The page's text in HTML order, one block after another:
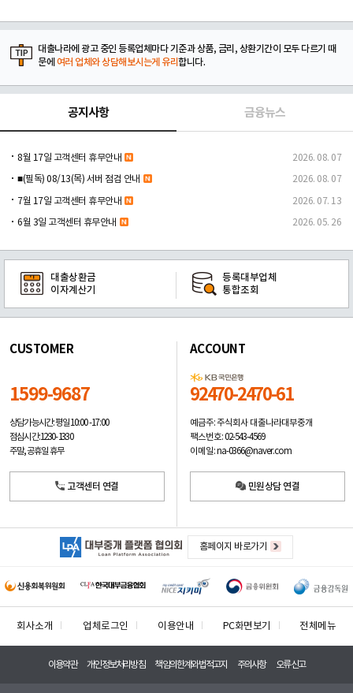
대출나라에 광고 중인 등록업체마다 기준과 상품, 금리, 상환기간이 모두 다르기 때
문에 여러 업체와 상담해보시는게 유리합니다.
공지사항 금융뉴스
8월 17일 고객센터 휴무안내 2026. 08. 07
■(필독) 08/13(목) 서버 점검 안내 2026. 08. 07
7월 17일 고객센터 휴무안내 2026. 07. 13
6월 3일 고객센터 휴무안내 2026. 05. 26
대출상환금
이자계산기
등록대부업체
통합조회
CUSTOMER
1599-9687
상담가능시간: 평일10:00 -17:00
점심시간: 12:30 - 13:30
주말, 공휴일 휴무
고객센터 연결
ACCOUNT
92470-2470-61
예금주: 주식회사 대출나라대부중개
팩스번호: 02-543-4569
이메일: na-0366@naver.com
민원상담 연결
홈페이지 바로가기
회사소개 업체로그인 이용안내 PC화면보기 전체메뉴
이용약관 개인정보처리방침 책임의한계와법적고지 주의사항 오류신고